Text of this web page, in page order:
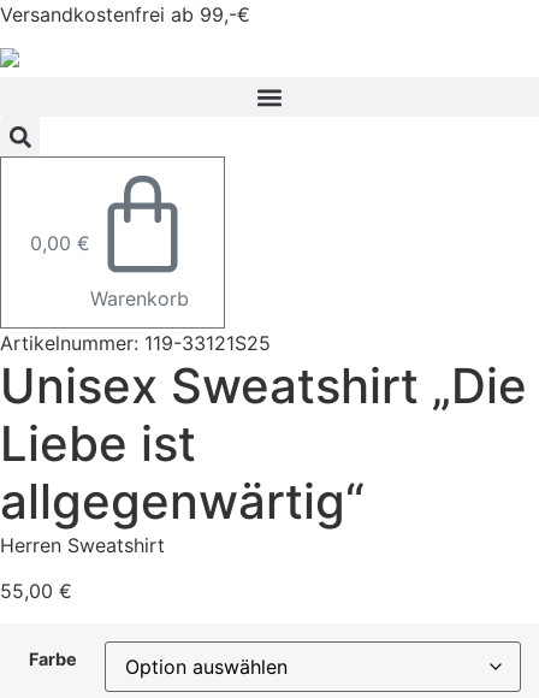
Zum
Inhalt
springen
Versandkostenfrei ab 99,-€
0,00 €
Warenkorb
Artikelnummer: 119-33121S25
Unisex Sweatshirt „Die
Liebe ist
allgegenwärtig“
Herren Sweatshirt
55,00 €
Farbe